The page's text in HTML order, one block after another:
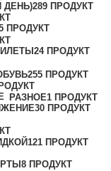
ДЕНЬ)289 ПРОДУКТ
ПРОДУКТ
24 ПРОДУКТ
255 ПРОДУКТ
РАЗНОЕ1 ПРОДУКТ
30 ПРОДУКТ
121 ПРОДУКТ
8 ПРОДУКТ